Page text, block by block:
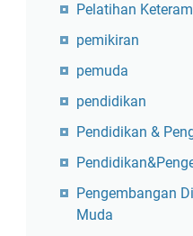
Pelatihan
pemikiran
pemuda
pendidikan
Pendidikan &
Pengembangan
Muda